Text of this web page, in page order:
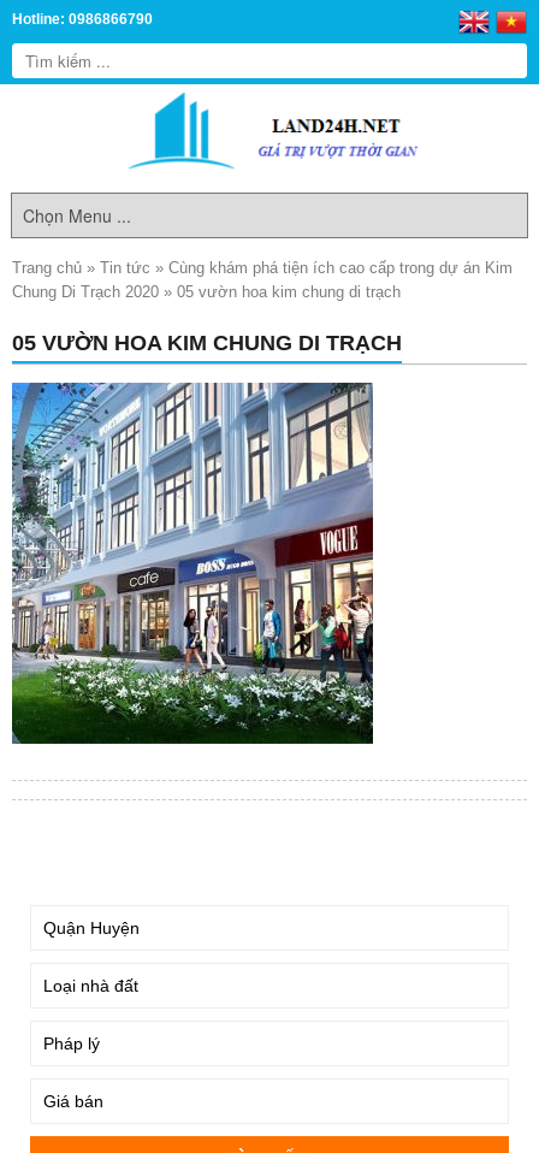
Hotline: 0986866790
Trang chủ » Tin tức » Cùng khám phá tiện ích cao cấp trong dự án Kim
Chung Di Trạch 2020 » 05 vườn hoa kim chung di trạch
05 VƯỜN HOA KIM CHUNG DI TRẠCH